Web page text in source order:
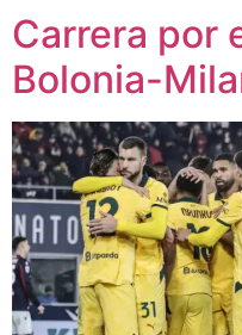
Carrera por
Bolonia-